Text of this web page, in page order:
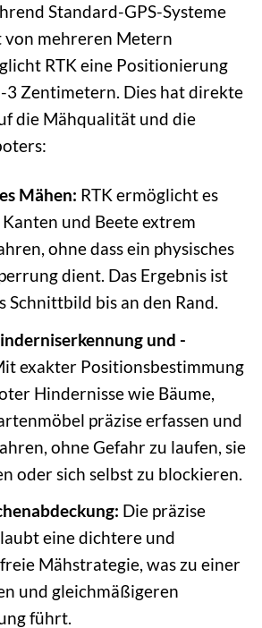
Standard-GPS-Systeme
von mehreren Metern
RTK eine Positionierung
3 Zentimetern. Dies hat direkte
die Mähqualität und die
Mähen: RTK ermöglicht es
und Beete extrem
ohne dass ein physisches
dient. Das Ergebnis ist
Schnittbild bis an den Rand.
und -
exakter Positionsbestimmung
Hindernisse wie Bäume,
präzise erfassen und
ohne Gefahr zu laufen, sie
oder sich selbst zu blockieren.
Die präzise
eine dichtere und
Mähstrategie, was zu einer
und gleichmäßigeren
führt.